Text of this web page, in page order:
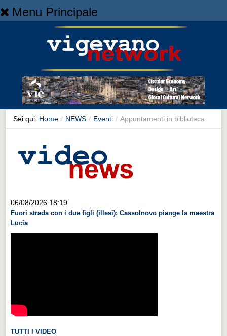
Menu Principale
NEWS
Cronaca
Cronaca
Artes et Artificia
Territorio
Territorio
CHI SIAMO
Sei qui: Home / NEWS / Eventi / Appuntamenti in biblioteca
06/08/2026 18:19
Fuori strada con i due figli (illesi): Cassolnovo piange la maestra
Lucia
TUTTI I VIDEO